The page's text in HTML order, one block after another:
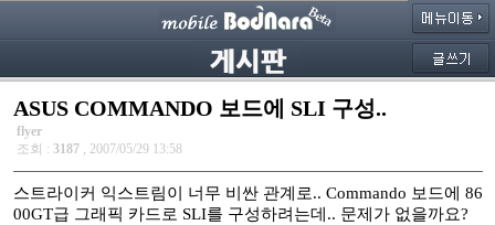
ASUS COMMANDO 보드에 SLI 구성..
flyer
조회 : 3187 , 2007/05/29 13:58
스트라이커 익스트림이 너무 비싼 관계로.. Commando 보드에 86
00GT급 그래픽 카드로 SLI를 구성하려는데.. 문제가 없을까요?